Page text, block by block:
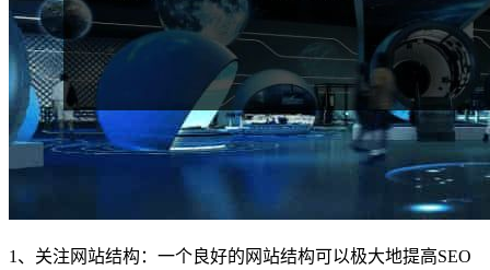
1、关注网站结构：一个良好的网站结构可以极大地提高SEO